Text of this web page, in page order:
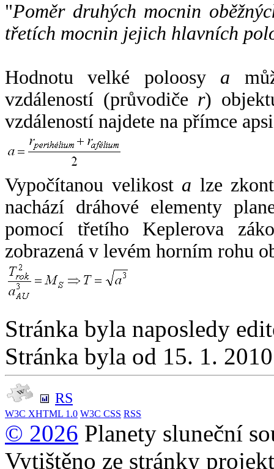
"Poměr druhých mocnin
třetích mocnin jejich hlavních
Hodnotu velké poloosy a
vzdáleností (průvodiče r)
vzdáleností najdete na přímce
Vypočítanou velikost a lze
nachází dráhové elementy
pomocí třetího Keplerova
zobrazená v levém horním rohu
Stránka byla naposledy
Stránka byla od 15. 1.
RS
W3C XHTML 1.0 W3C CSS RSS
© 2026 Planety sluneční
Vytištěno ze stránky